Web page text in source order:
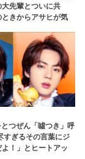
大先輩とついに共
きからアサヒが気
クセスストーリーに
つぜん「噓つき」呼
すぎるその言葉にジ
！」とヒートアッ